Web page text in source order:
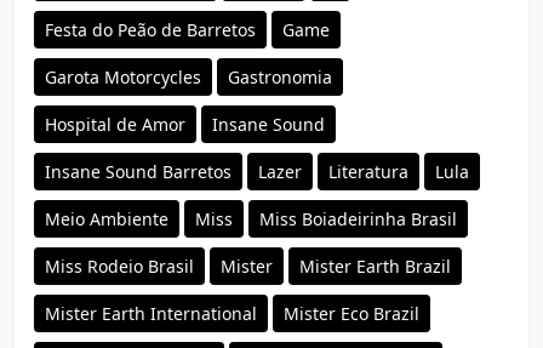
Festa do Peão de Barretos Game
Garota Motorcycles Gastronomia
Hospital de Amor Insane Sound
Insane Sound Barretos Lazer Literatura Lula
Meio Ambiente Miss Miss Boiadeirinha Brasil
Miss Rodeio Brasil Mister Mister Earth Brazil
Mister Earth International Mister Eco Brazil